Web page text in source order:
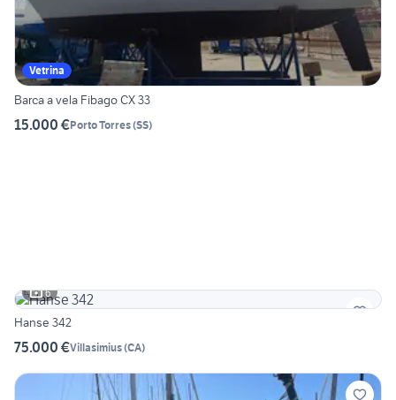
Vetrina
Barca a vela Fibago CX 33
15.000 €Porto Torres(SS)
6
Hanse 342
75.000 €Villasimius(CA)